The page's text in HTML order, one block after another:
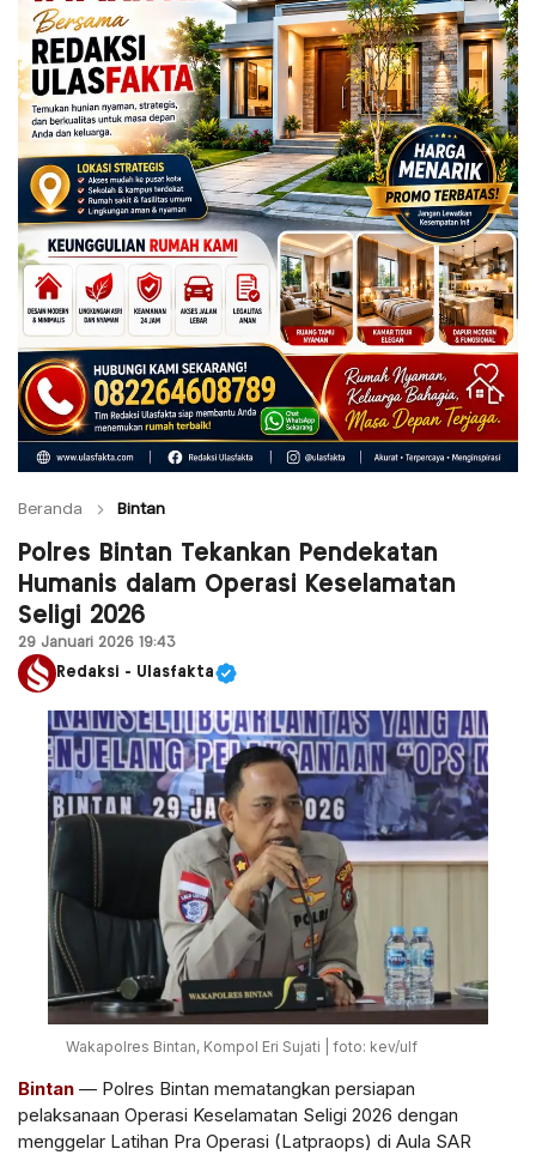
Beranda Bintan
Polres Bintan Tekankan Pendekatan
Humanis dalam Operasi Keselamatan
Seligi 2026
29 Januari 2026 19:43
Redaksi - Ulasfakta
Wakapolres Bintan, Kompol Eri Sujati | foto: kev/ulf
Bintan — Polres Bintan mematangkan persiapan
pelaksanaan Operasi Keselamatan Seligi 2026 dengan
menggelar Latihan Pra Operasi (Latpraops) di Aula SAR